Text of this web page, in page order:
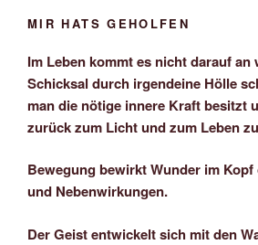
MIR HATS GEHOLFEN
Im Leben kommt es nicht darauf an
Schicksal durch irgendeine Hölle
man die nötige innere Kraft besitzt
zurück zum Licht und zum Leben
Bewegung bewirkt Wunder im
und Nebenwirkungen.
Der Geist entwickelt sich mit den